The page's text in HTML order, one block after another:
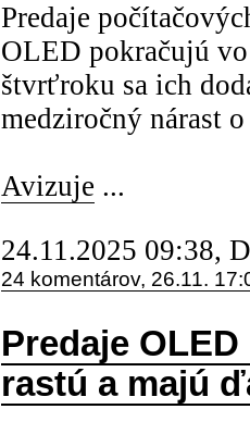
Predaje
OLED pokračujú
štvrťroku sa ich
medziročný nárast
Avizuje ...
24.11.2025 09:38,
24 komentárov, 26.11.
Predaje
rastú a majú